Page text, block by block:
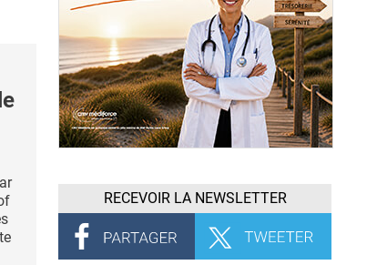
RECEVOIR LA NEWSLETTER